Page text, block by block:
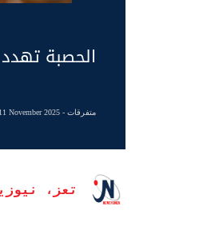
الحصبة تهدد حياة أطفال
متفرقات- Tuesday 11 November 2025 الساعة 08:55 pm
تعز،